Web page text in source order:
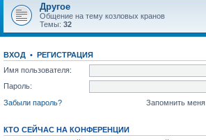
Другое
Общение на тему козловых кранов
Темы: 32
ВХОД • РЕГИСТРАЦИЯ
Имя пользователя:
Пароль:
Забыли пароль?
Запомнить меня
КТО СЕЙЧАС НА КОНФЕРЕНЦИИ